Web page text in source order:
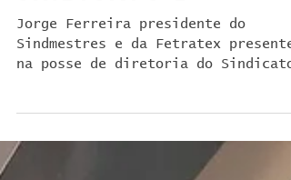
diretoria do
Sindicato d
Jorge Ferreira presidente do
na posse de diretoria do Sindicato
Taubaté e...